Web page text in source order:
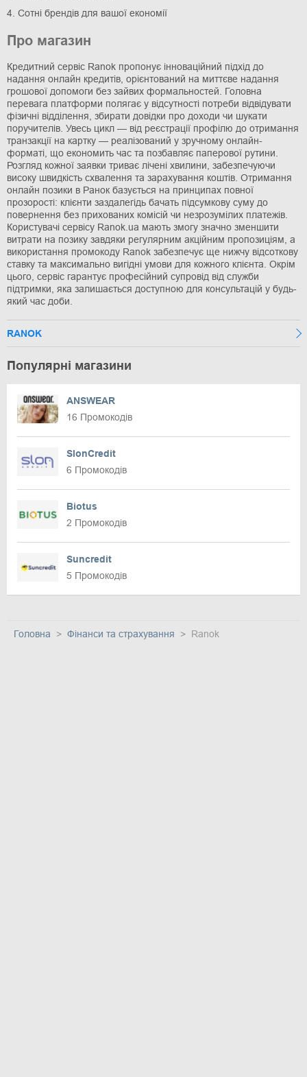
4. Сотні брендів для вашої економії
Про магазин
Кредитний сервіс Ranok пропонує інноваційний підхід до
надання онлайн кредитів, орієнтований на миттєве надання
грошової допомоги без зайвих формальностей. Головна
перевага платформи полягає у відсутності потреби відвідувати
фізичні відділення, збирати довідки про доходи чи шукати
поручителів. Увесь цикл — від реєстрації профілю до отримання
транзакції на картку — реалізований у зручному онлайн-
форматі, що економить час та позбавляє паперової рутини.
Розгляд кожної заявки триває лічені хвилини, забезпечуючи
високу швидкість схвалення та зарахування коштів. Отримання
онлайн позики в Ранок базується на принципах повної
прозорості: клієнти заздалегідь бачать підсумкову суму до
повернення без прихованих комісій чи незрозумілих платежів.
Користувачі сервісу Ranok.ua мають змогу значно зменшити
витрати на позику завдяки регулярним акційним пропозиціям, а
використання промокоду Ranok забезпечує ще нижчу відсоткову
ставку та максимально вигідні умови для кожного клієнта. Окрім
цього, сервіс гарантує професійний супровід від служби
підтримки, яка залишається доступною для консультацій у будь-
який час доби.
RANOK
Популярні магазини
ANSWEAR
16 Промокодів
SlonCredit
6 Промокодів
Biotus
2 Промокодів
Suncredit
5 Промокодів
Головна Фінанси та страхування Ranok